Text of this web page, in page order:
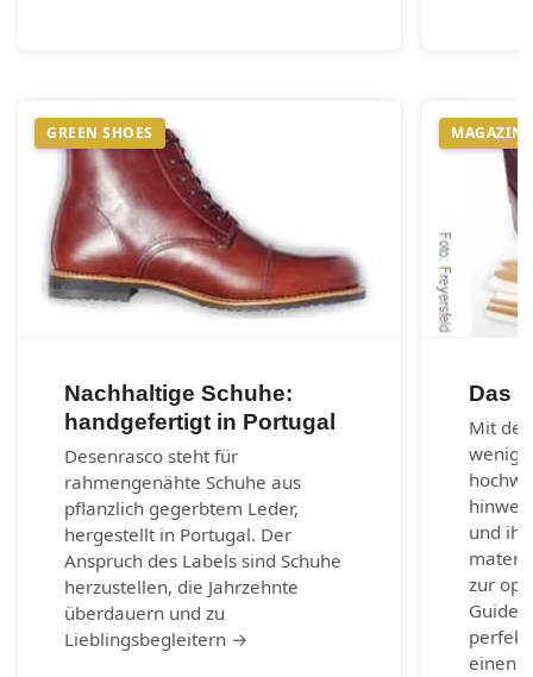
GREEN SHOES
Nachhaltige Schuhe:
handgefertigt in Portugal
Desenrasco steht für
rahmengenähte Schuhe aus
pflanzlich gegerbtem Leder,
hergestellt in Portugal. Der
Anspruch des Labels sind Schuhe
herzustellen, die Jahrzehnte
überdauern und zu
Lieblingsbegleitern →
MAGAZIN
Das
Mit
wenig
und
zur
Guide
einen